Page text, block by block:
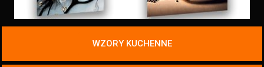
WZORY KUCHENNE